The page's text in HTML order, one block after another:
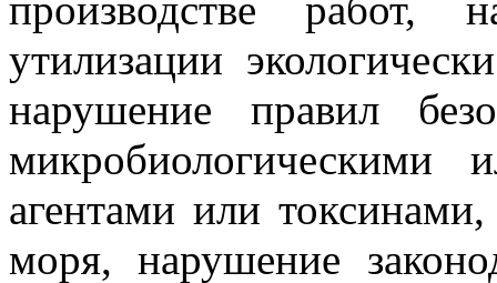
утилизации
нарушение правил
микробиологическими
агентами или
моря, нарушение